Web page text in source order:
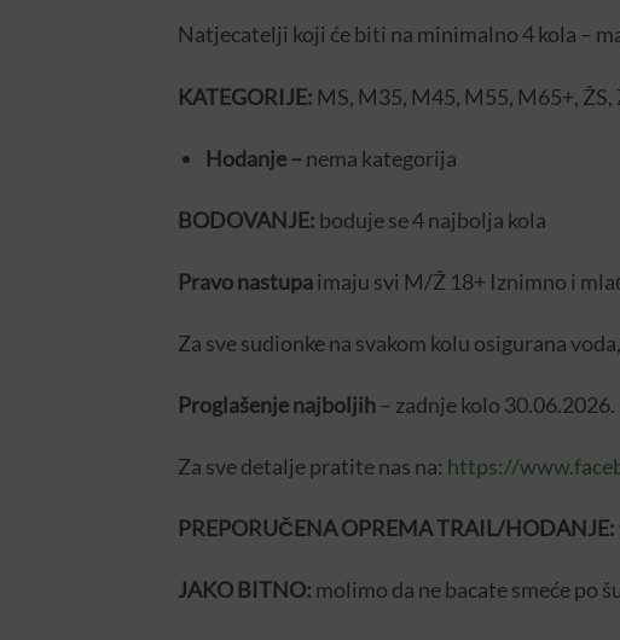
Natjecatelji koji će biti na minimalno 4 kola –
KATEGORIJE: MS, M35, M45, M55, M65+,
Hodanje – nema kategorija
BODOVANJE: boduje se 4 najbolja kola
Pravo nastupaimaju svi M/Ž 18+ Iznimno i
Za sve sudionke na svakom kolu osigurana
Proglašenje najboljih– zadnje kolo 30.06.2026.
Za sve detalje pratite nas na: https://
PREPORUČENA OPREMA TRAIL/HODANJE:
JAKO BITNO: molimo da ne bacate smeće po